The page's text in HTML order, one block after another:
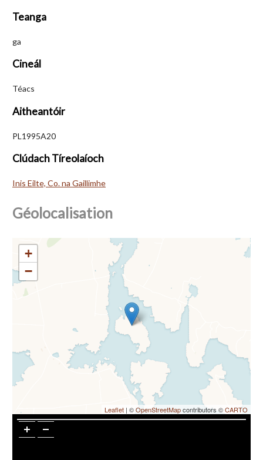
Teanga
ga
Cineál
Téacs
Aitheantóir
PL1995A20
Clúdach Tíreolaíoch
Inis Eilte, Co. na Gaillimhe
Géolocalisation
+
−
Leaflet | ©OpenStreetMapcontributors ©CARTO